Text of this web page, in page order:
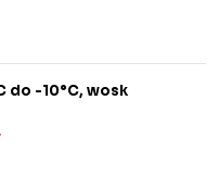
do -10°C, wosk